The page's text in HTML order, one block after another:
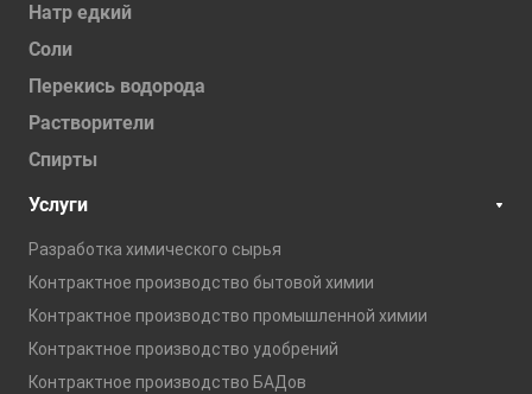
Натр едкий
Соли
Перекись водорода
Растворители
Спирты
Услуги
Разработка химического сырья
Контрактное производство бытовой химии
Контрактное производство промышленной химии
Контрактное производство удобрений
Контрактное производство БАДов